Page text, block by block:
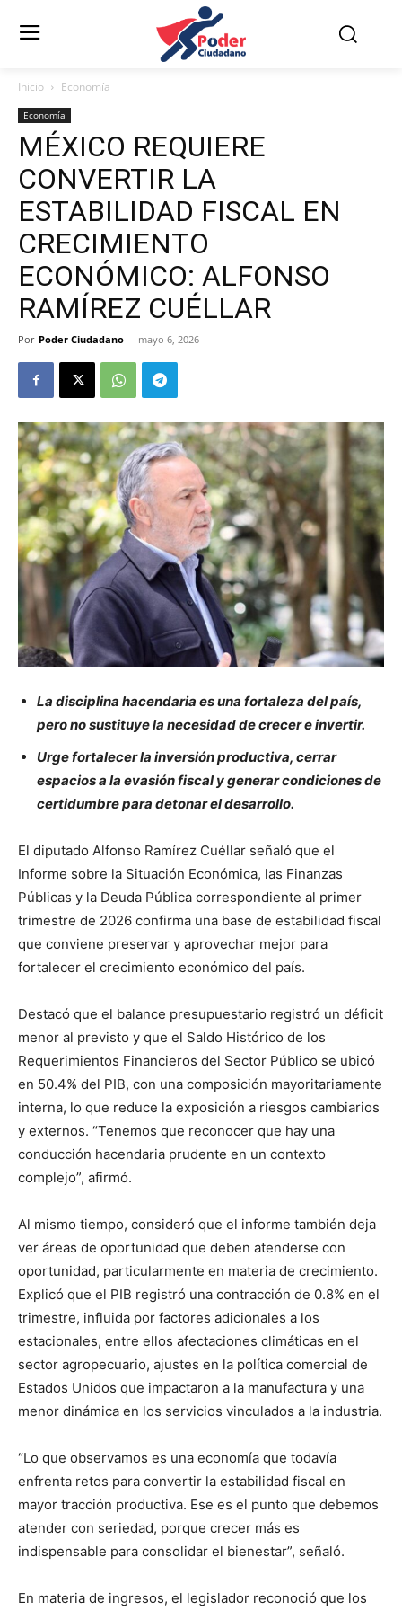
Inicio Economía
Economía
MÉXICO REQUIERE
CONVERTIR LA
ESTABILIDAD FISCAL EN
CRECIMIENTO
ECONÓMICO: ALFONSO
RAMÍREZ CUÉLLAR
Por Poder Ciudadano - mayo 6, 2026
La disciplina hacendaria es una fortaleza del país,
pero no sustituye la necesidad de crecer e invertir.
Urge fortalecer la inversión productiva, cerrar
espacios a la evasión fiscal y generar condiciones de
certidumbre para detonar el desarrollo.
El diputado Alfonso Ramírez Cuéllar señaló que el
Informe sobre la Situación Económica, las Finanzas
Públicas y la Deuda Pública correspondiente al primer
trimestre de 2026 confirma una base de estabilidad fiscal
que conviene preservar y aprovechar mejor para
fortalecer el crecimiento económico del país.
Destacó que el balance presupuestario registró un déficit
menor al previsto y que el Saldo Histórico de los
Requerimientos Financieros del Sector Público se ubicó
en 50.4% del PIB, con una composición mayoritariamente
interna, lo que reduce la exposición a riesgos cambiarios
y externos. “Tenemos que reconocer que hay una
conducción hacendaria prudente en un contexto
complejo”, afirmó.
Al mismo tiempo, consideró que el informe también deja
ver áreas de oportunidad que deben atenderse con
oportunidad, particularmente en materia de crecimiento.
Explicó que el PIB registró una contracción de 0.8% en el
trimestre, influida por factores adicionales a los
estacionales, entre ellos afectaciones climáticas en el
sector agropecuario, ajustes en la política comercial de
Estados Unidos que impactaron a la manufactura y una
menor dinámica en los servicios vinculados a la industria.
“Lo que observamos es una economía que todavía
enfrenta retos para convertir la estabilidad fiscal en
mayor tracción productiva. Ese es el punto que debemos
atender con seriedad, porque crecer más es
indispensable para consolidar el bienestar”, señaló.
En materia de ingresos, el legislador reconoció que los